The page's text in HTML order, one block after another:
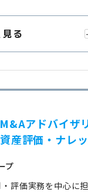
見る
アドバイザ
産評価・ナレッ
プ
評価実務を中心に